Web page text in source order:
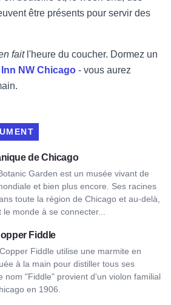
être présents pour servir des
faitl'heure du coucher. Dormez un
NW Chicago - vous aurez
de Chicago
Garden est un musée vivant de
et bien plus encore. Ses racines
toute la région de Chicago et au-delà,
le monde à se connecter...
de Chicago
Fiddle
Fiddle utilise une marmite en
à la main pour distiller tous ses
nom "Fiddle" provient d'un violon familial
en 1906.